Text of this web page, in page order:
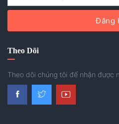
Đăng
Theo Dõi
Theo dõi chúng tôi để nhận được